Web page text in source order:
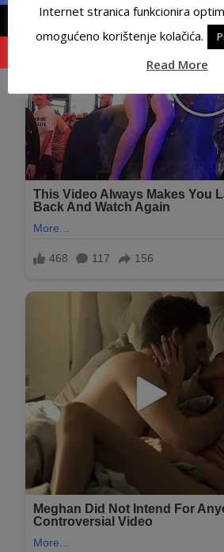
Internet stranica funkcionira
omogućeno korištenje kolačića.
Read More